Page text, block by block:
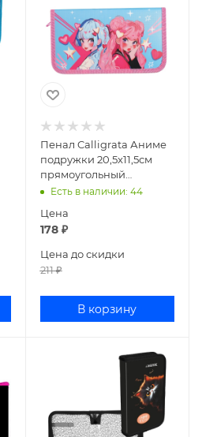
Пенал Calligrata Аниме
подружки 20,5x11,5см
прямоугольный
ламинированный
Есть в наличии: 44
Цена
178₽
Цена до скидки
211₽
В корзину